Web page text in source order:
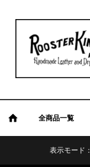
全商品一覧
表示モード：